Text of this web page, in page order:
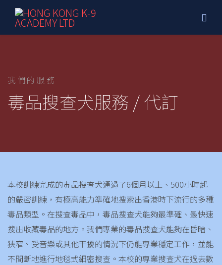
我們的服務
毒品搜查犬服務 / 代訂
本校訓練完成的毒品搜查犬通過了6個月以上、500小時起
的嚴密訓練，有極高能力準確地搜索出香港時下流行的多種
毒品類型。在搜查毒品中，毒品搜查犬能夠最準確、最快速
搜出收藏毒品的地方。我們專業的毒品搜查犬能夠在昏暗、
狹窄、受音樂或其他干擾的情況下仍能專業穩定工作，並能
不間斷地進行地毯式細密搜查。本校的專業搜查犬在過去數